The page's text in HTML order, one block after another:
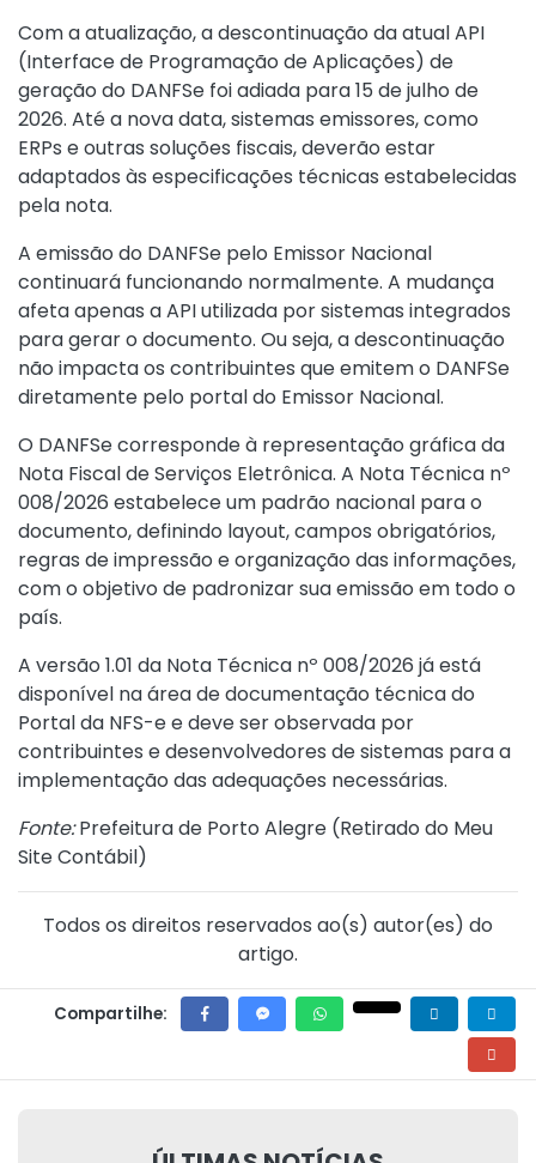
Com a atualização, a descontinuação da atual API
(Interface de Programação de Aplicações) de
geração do DANFSe foi adiada para 15 de julho de
2026. Até a nova data, sistemas emissores, como
ERPs e outras soluções fiscais, deverão estar
adaptados às especificações técnicas estabelecidas
pela nota.
A emissão do DANFSe pelo Emissor Nacional
continuará funcionando normalmente. A mudança
afeta apenas a API utilizada por sistemas integrados
para gerar o documento. Ou seja, a descontinuação
não impacta os contribuintes que emitem o DANFSe
diretamente pelo portal do Emissor Nacional.
O DANFSe corresponde à representação gráfica da
Nota Fiscal de Serviços Eletrônica. A Nota Técnica nº
008/2026 estabelece um padrão nacional para o
documento, definindo layout, campos obrigatórios,
regras de impressão e organização das informações,
com o objetivo de padronizar sua emissão em todo o
país.
A versão 1.01 da Nota Técnica nº 008/2026 já está
disponível na área de documentação técnica do
Portal da NFS-e e deve ser observada por
contribuintes e desenvolvedores de sistemas para a
implementação das adequações necessárias.
Fonte:Prefeitura de Porto Alegre (Retirado do Meu
Site Contábil)
Todos os direitos reservados ao(s) autor(es) do
artigo.
Compartilhe: